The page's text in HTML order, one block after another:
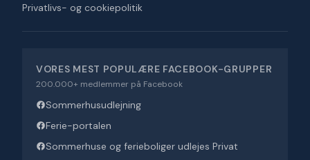
Privatlivs- og cookiepolitik
VORES MEST POPULÆRE FACEBOOK-GRUPPER
200.000+ medlemmer på Facebook
Sommerhusudlejning
Ferie-portalen
Sommerhuse og ferieboliger udlejes Privat